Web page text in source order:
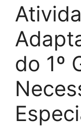
do 1º